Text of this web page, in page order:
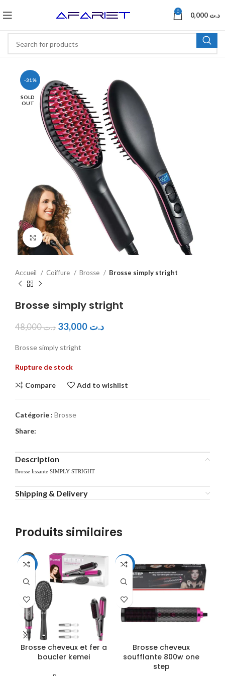
0 د.ت
-31%
SOLD
OUT
Click to enlarge
Accueil Coiffure Brosse Brosse simply stright
Brosse simply stright
د.ت48,000 د.ت
Brosse simply stright
Rupture de stock
Compare Add to wishlist
Catégorie : Brosse
Share:
Description
Brosse lissante SIMPLY STRIGHT
Shipping & Delivery
Produits similaires
-29%
Brosse cheveux et fer a
boucler kemei
-29%
Brosse cheveux
soufflante 800w one
step